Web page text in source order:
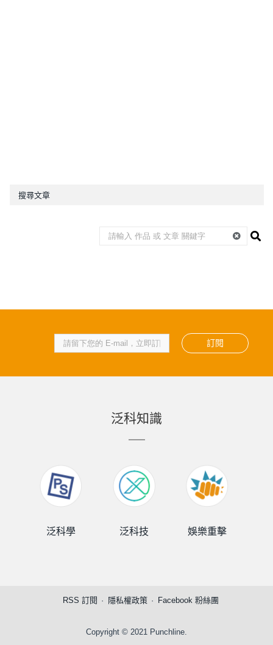
搜尋文章
訂閱
泛科知識
泛科學 泛科技 娛樂重擊
RSS 訂閱 隱私權政策 Facebook 粉絲團
Copyright © 2021 Punchline.